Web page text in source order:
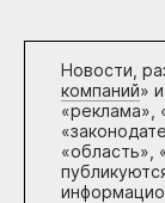
Новости,
компаний»
«реклама»,
«область»,